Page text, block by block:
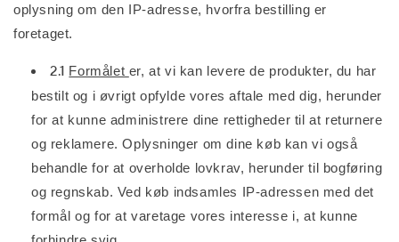
oplysning om den IP-adresse, hvorfra bestilling er
foretaget.
2.1 Formålet er, at vi kan levere de produkter, du har
bestilt og i øvrigt opfylde vores aftale med dig, herunder
for at kunne administrere dine rettigheder til at returnere
og reklamere. Oplysninger om dine køb kan vi også
behandle for at overholde lovkrav, herunder til bogføring
og regnskab. Ved køb indsamles IP-adressen med det
formål og for at varetage vores interesse i, at kunne